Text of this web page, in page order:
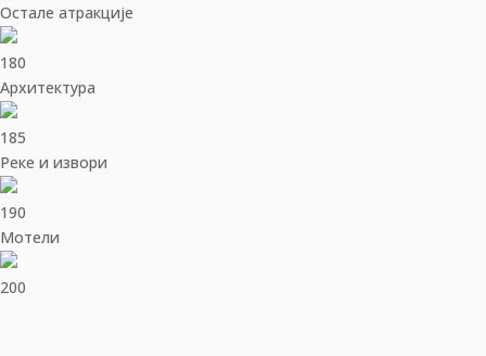
Остале атракције
180
Архитектура
185
Реке и извори
190
Мотели
200